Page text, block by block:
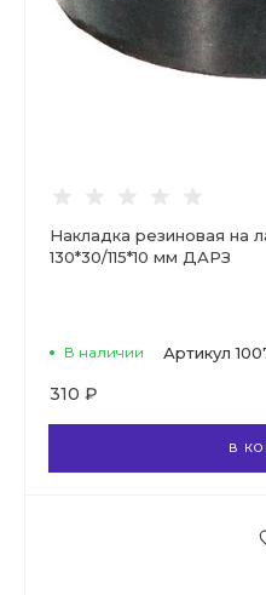
Накладка резиновая на
130*30/115*10 мм ДАРЗ
В наличии Артикул
310 ₽
В